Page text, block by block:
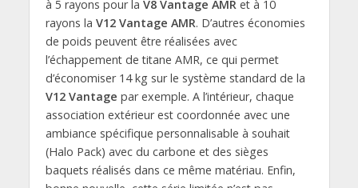
à 5 rayons pour la V8 Vantage AMRet à 10
rayons la V12 Vantage AMR. D’autres économies
de poids peuvent être réalisées avec
l’échappement de titane AMR, ce qui permet
d’économiser 14 kg sur le système standard de la
V12 Vantage par exemple. A l’intérieur, chaque
association extérieur est coordonnée avec une
ambiance spécifique personnalisable à souhait
(Halo Pack) avec du carbone et des sièges
baquets réalisés dans ce même matériau. Enfin,